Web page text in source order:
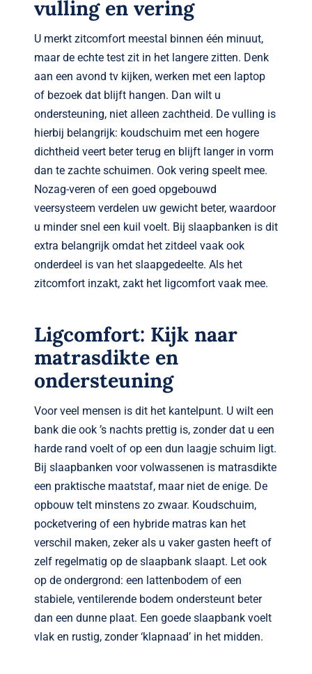
vulling en vering
U merkt zitcomfort meestal binnen één minuut,
maar de echte test zit in het langere zitten. Denk
aan een avond tv kijken, werken met een laptop
of bezoek dat blijft hangen. Dan wilt u
ondersteuning, niet alleen zachtheid. De vulling is
hierbij belangrijk: koudschuim met een hogere
dichtheid veert beter terug en blijft langer in vorm
dan te zachte schuimen. Ook vering speelt mee.
Nozag-veren of een goed opgebouwd
veersysteem verdelen uw gewicht beter, waardoor
u minder snel een kuil voelt. Bij slaapbanken is dit
extra belangrijk omdat het zitdeel vaak ook
onderdeel is van het slaapgedeelte. Als het
zitcomfort inzakt, zakt het ligcomfort vaak mee.
Ligcomfort: Kijk naar
matrasdikte en
ondersteuning
Voor veel mensen is dit het kantelpunt. U wilt een
bank die ook ’s nachts prettig is, zonder dat u een
harde rand voelt of op een dun laagje schuim ligt.
Bij slaapbanken voor volwassenen is matrasdikte
een praktische maatstaf, maar niet de enige. De
opbouw telt minstens zo zwaar. Koudschuim,
pocketvering of een hybride matras kan het
verschil maken, zeker als u vaker gasten heeft of
zelf regelmatig op de slaapbank slaapt. Let ook
op de ondergrond: een lattenbodem of een
stabiele, ventilerende bodem ondersteunt beter
dan een dunne plaat. Een goede slaapbank voelt
vlak en rustig, zonder ‘klapnaad’ in het midden.